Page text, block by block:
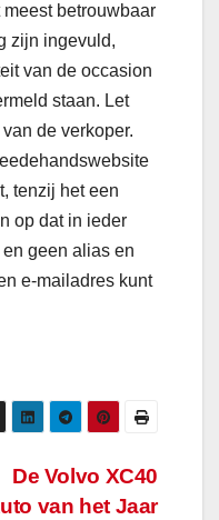
betrouwbaar
zijn ingevuld,
van de occasion
staan. Let
de verkoper.
tenzij het een
op dat in ieder
geen alias en
e-mailadres kunt
De Volvo XC40
van het Jaar